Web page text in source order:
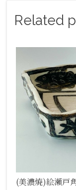
Related
(美濃焼)絵瀬戸